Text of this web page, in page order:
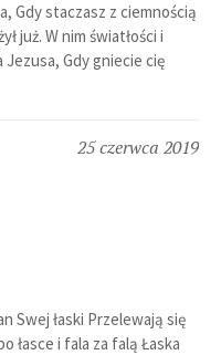
Gdy staczasz z ciemnością
już. W nim światłości i
Gdy gniecie cię
25 czerwca 2019
Swej łaski Przelewają się
łasce i fala za falą Łaska